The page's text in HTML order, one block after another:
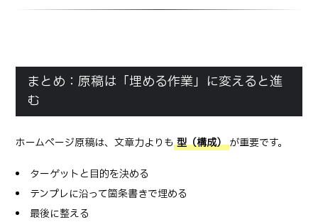
まとめ：原稿は「埋める作業」に変えると進
む
ホームページ原稿は、文章力よりも型（構成） が重要です。
ターゲットと目的を決める
テンプレに沿って箇条書きで埋める
最後に整える